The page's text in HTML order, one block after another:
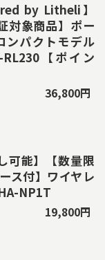
by Litheli】
対象商品】ポー
ンパクトモデル
RL230【ポイン
36,800円
可能】【数量限
ス付】ワイヤレ
NP1T
19,800円